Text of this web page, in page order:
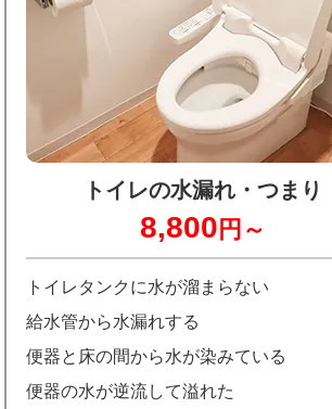
トイレの水漏れ・つまり
8,800 円～
トイレタンクに水が溜まらない
給水管から水漏れする
便器と床の間から水が染みている
便器の水が逆流して溢れた